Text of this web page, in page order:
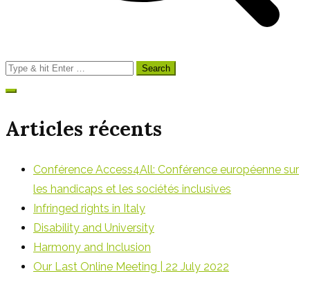
Search
for:
Articles récents
Conférence Access4All: Conférence européenne sur
les handicaps et les sociétés inclusives
Infringed rights in Italy
Disability and University
Harmony and Inclusion
Our Last Online Meeting | 22 July 2022